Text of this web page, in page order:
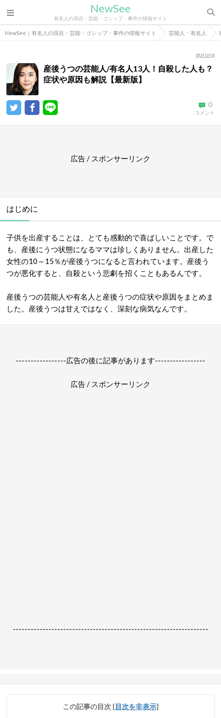
NewSee
有名人の現在・芸能・ゴシップ・事件の情報サイト
NewSee｜有名人の現在・芸能・ゴシップ・事件の情報サイト 芸能人・有名人
gurung
産後うつの芸能人/有名人13人！自殺した人も？
症状や原因も解説【最新版】
0
コメント
広告 / スポンサーリンク
はじめに
子供を出産することは、とても感動的で喜ばしいことです。で
も、産後にうつ状態になるママは珍しくありません。出産した
女性の10～15％が産後うつになると言われています。産後う
つが悪化すると、自殺という悲劇を招くこともあるんです。
産後うつの芸能人や有名人と産後うつの症状や原因をまとめま
した。産後うつは甘えではなく、深刻な病気なんです。
-----------------広告の後に記事があります-----------------
広告 / スポンサーリンク
------------------------------------------------------------------
この記事の目次 [目次を非表示]